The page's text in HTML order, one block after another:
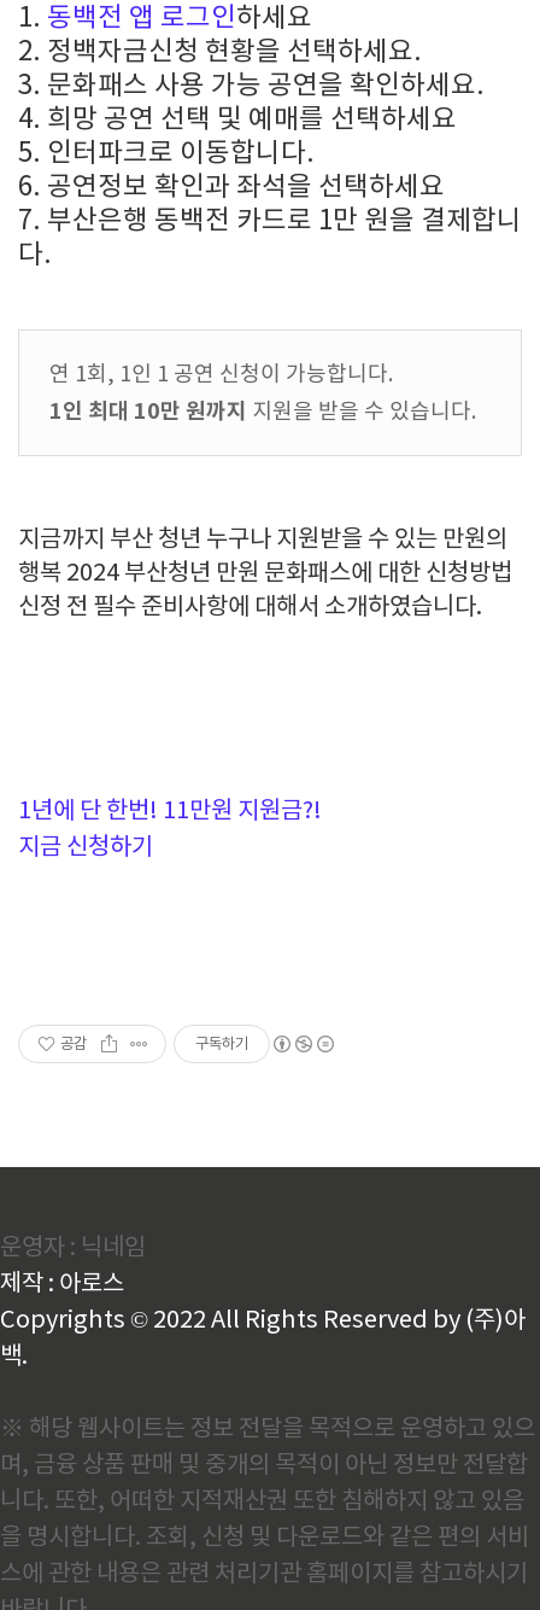
1. 동백전 앱 로그인하세요
2. 정백자금신청 현황을 선택하세요.
3. 문화패스 사용 가능 공연을 확인하세요.
4. 희망 공연 선택 및 예매를 선택하세요
5. 인터파크로 이동합니다.
6. 공연정보 확인과 좌석을 선택하세요
7. 부산은행 동백전 카드로 1만 원을 결제합니
다.
연 1회, 1인 1 공연 신청이 가능합니다.
1인 최대 10만 원까지 지원을 받을 수 있습니다.
지금까지 부산 청년 누구나 지원받을 수 있는 만원의
행복 2024 부산청년 만원 문화패스에 대한 신청방법
신정 전 필수 준비사항에 대해서 소개하였습니다.
1년에 단 한번! 11만원 지원금?!
지금 신청하기
공감 구독하기
운영자 : 닉네임
제작 : 아로스
Copyrights © 2022 All Rights Reserved by (주)아
백.
※ 해당 웹사이트는 정보 전달을 목적으로 운영하고 있으
며, 금융 상품 판매 및 중개의 목적이 아닌 정보만 전달합
니다. 또한, 어떠한 지적재산권 또한 침해하지 않고 있음
을 명시합니다. 조회, 신청 및 다운로드와 같은 편의 서비
스에 관한 내용은 관련 처리기관 홈페이지를 참고하시기